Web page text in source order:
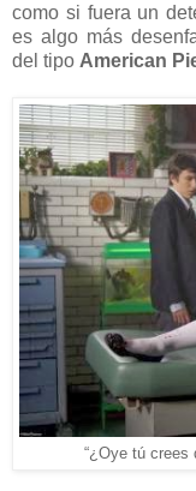
como si fuera un
es algo más
del tipo American
“¿Oye tú crees